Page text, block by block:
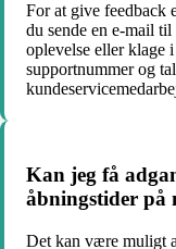
For at give feedback
du sende en e-mail til
oplevelse eller klage
supportnummer og
Kan jeg få
åbningstider på
Det kan være muligt